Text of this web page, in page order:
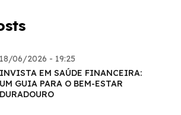
18/06/2026 - 19:25
INVISTA EM SAÚDE FINANCEIRA:
UM GUIA PARA O BEM-ESTAR
DURADOURO